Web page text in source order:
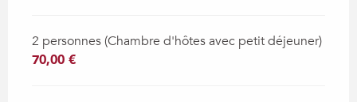
2 personnes (Chambre d'hôtes avec petit déjeuner)
70,00 €